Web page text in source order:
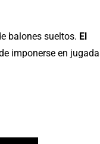
balones sueltos. El
imponerse en